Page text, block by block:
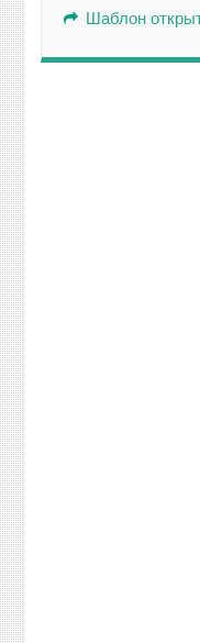
Шаблон